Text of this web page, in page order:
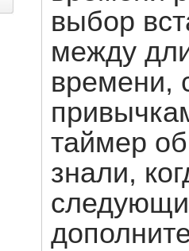
выбор
между
времени,
таймер
знали,